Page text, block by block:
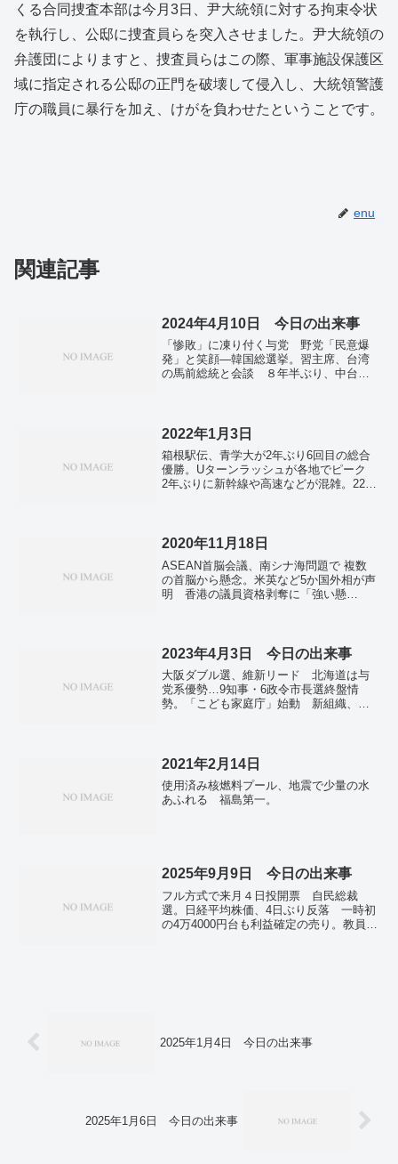
くる合同捜査本部は今月3日、尹大統領に対する拘束令状
を執行し、公邸に捜査員らを突入させました。尹大統領の
弁護団によりますと、捜査員らはこの際、軍事施設保護区
域に指定される公邸の正門を破壊して侵入し、大統領警護
庁の職員に暴行を加え、けがを負わせたということです。
enu
関連記事
2024年4月10日 今日の出来事
「惨敗」に凍り付く与党 野党「民意爆
発」と笑顔―韓国総選挙。習主席、台湾
の馬前総統と会談 ８年半ぶり、中台
場予想超過、２カ月連続拡大。P・ヒッグ
スさん死去 「ヒッグス粒子」ノーベル
賞 94歳。エルニーニョ現象終息へ 夏
にラニーニャ可能性も。
2022年1月3日
箱根駅伝、青学大が2年ぶり6回目の総合
優勝。Uターンラッシュが各地でピーク
2年ぶりに新幹線や高速などが混雑。22年
に。沖縄県で130人、山口県で56人が新た
2020年11月18日
ASEAN首脳会議、南シナ海問題で 複数
の首脳から懸念。米英など5か国外相が声
明 香港の議員資格剥奪に「強い懸
終結果を発表。
2023年4月3日 今日の出来事
大阪ダブル選、維新リード 北海道は与
党系優勢…9知事・6政令市長選終盤情
勢。「こども家庭庁」始動 新組織、デ
の意向」という趣旨の発言。13都府県の
自転車ヘルメット着用率4％ 2～3月、警
察庁調査。ドローンで医薬品をお届け
和歌山で実証実験 震災教訓に活用へ。
より約300人増 新型コロナ。
2021年2月14日
使用済み核燃料プール、地震で少量の水
あふれる 福島第一。
2025年9月9日 今日の出来事
フル方式で来月４日投開票 自民総裁
選。日経平均株価、4日ぶり反落 一時初
の4万4000円台も利益確定の売り。教員4
世代ＥＶで挽回期す 存在感高まる中国
勢…自動車ショー。減塩食でも食器でお
2025年1月4日 今日の出来事
2025年1月6日 今日の出来事